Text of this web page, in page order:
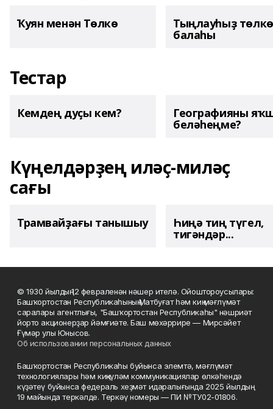
Ҡуян менән Төлкө Тыңлауһыҙ төлкө
балаһы
Тестар
Кемдең дуҫы кем? Географияны
беләһеңме?
Күңелдәрҙең иләҫ-миләҫ
сағы
Трамвайҙағы танышыу Һиңә тиң түгел,
тигәндәр...
© 1930 йылдың 12 февраленән нәшер ителә. Ойоштороусылары:
Башҡортостан Республикаһының Матбуғат һәм киң мәғлүмәт
саралары агентлығы, "Башҡортостан Республикаһы" нәшриәт
йорто акционерҙар йәмғиәте. Баш мөхәррире — Мирсәйет
Ғүмәр улы Юнысов.
Об использовании персональных данных
Башҡортостан Республикаһы буйынса элемтә, мәғлүмәт
технологиялары һәм киңкүләм коммуникациялар өлкәһендә
күҙәтеү буйынса федераль хеҙмәт идаралығында 2025 йылдың
19 майында теркәлде. Теркәү номеры — ПИ №ТУ02-01806.